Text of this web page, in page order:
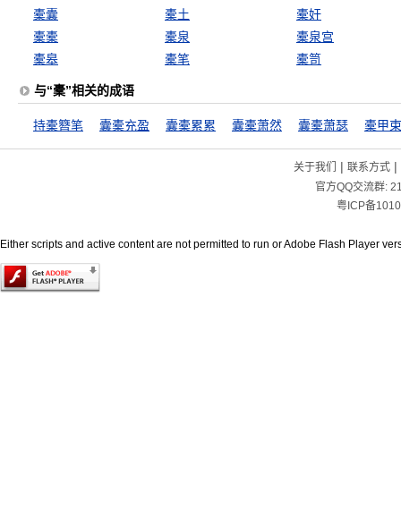
橐囊
橐土
橐奸
橐橐
橐泉
橐泉宫
橐皋
橐笔 橐笥
与“橐”相关的成语
持橐簪笔 囊橐充盈 囊橐累累 囊橐萧然 囊橐萧瑟 橐甲
关于我们 | 联系方式|
官方QQ交流群:
粤ICP备
Either scripts and active content are not permitted to run or Adobe Flash Player